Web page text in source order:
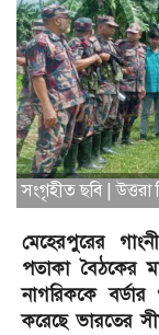
সংগৃহীত ছবি | উত্তরা
মেহেরপুরের
পতাকা বৈঠকের
নাগরিককে বর্ডার
করেছে ভারতের